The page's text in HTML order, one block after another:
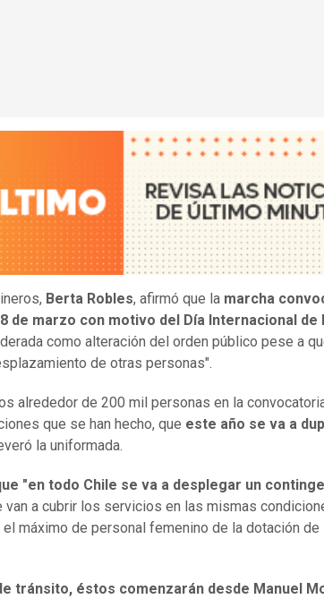
Berta Robles, afirmó que la marcha
de marzo con motivo del Día Internacional de
como alteración del orden público pese a
de otras personas".
alrededor de 200 mil personas en la
que se han hecho, que este año se va a
la uniformada.
"en todo Chile se va a desplegar un
van a cubrir los servicios en las mismas
el máximo de personal femenino de la dotación de
tránsito, éstos comenzarán desde Manuel